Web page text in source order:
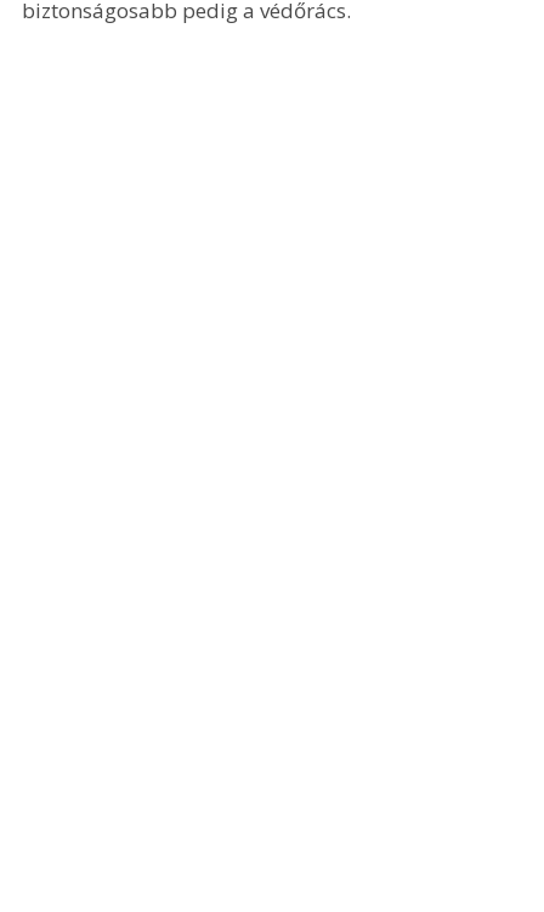
biztonságosabb pedig a védőrács.